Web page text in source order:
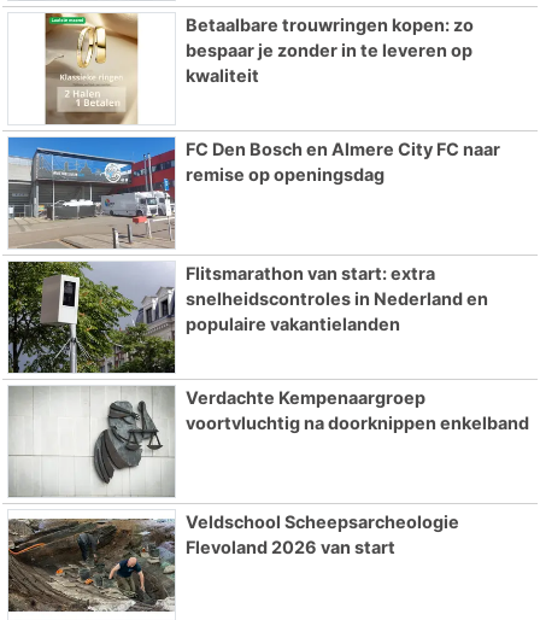
Betaalbare trouwringen kopen: zo
bespaar je zonder in te leveren op
kwaliteit
FC Den Bosch en Almere City FC naar
remise op openingsdag
Flitsmarathon van start: extra
snelheidscontroles in Nederland en
populaire vakantielanden
Verdachte Kempenaargroep
voortvluchtig na doorknippen enkelband
Veldschool Scheepsarcheologie
Flevoland 2026 van start